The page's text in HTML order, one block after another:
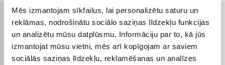
Mēs izmantojam sīkfailus, lai personalizētu saturu un
reklāmas, nodrošinātu sociālo saziņas līdzekļu funkcijas
un analizētu mūsu datplūsmu. Informāciju par to, kā jūs
izmantojat mūsu vietni, mēs arī kopīgojam ar saviem
sociālās saziņas līdzekļu, reklamēšanas un analīzes
Raksturlielumi
Ražotājs Recom